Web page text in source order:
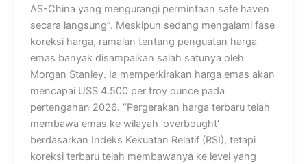
AS-China yang mengurangi permintaan safe haven
secara langsung”. Meskipun sedang mengalami fase
koreksi harga, ramalan tentang penguatan harga
emas banyak disampaikan salah satunya oleh
Morgan Stanley. Ia memperkirakan harga emas akan
mencapai US$ 4.500 per troy ounce pada
pertengahan 2026. “Pergerakan harga terbaru telah
membawa emas ke wilayah ‘overbought’
berdasarkan Indeks Kekuatan Relatif (RSI), tetapi
koreksi terbaru telah membawanya ke level yang